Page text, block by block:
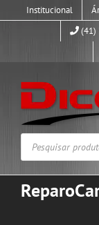
Institucional
(41)
Pesquisar
produtos